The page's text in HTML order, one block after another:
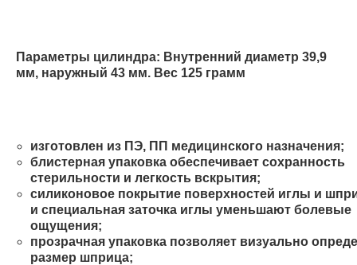
Параметры цилиндра: Внутренний диаметр 39,9
мм, наружный 43 мм. Вес 125 грамм
изготовлен из ПЭ, ПП медицинского назначения;
блистерная упаковка обеспечивает сохранность
стерильности и легкость вскрытия;
силиконовое покрытие поверхностей иглы и
и специальная заточка иглы уменьшают болевые
ощущения;
прозрачная упаковка позволяет визуально
размер шприца;